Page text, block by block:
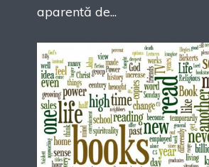
aparentă de...